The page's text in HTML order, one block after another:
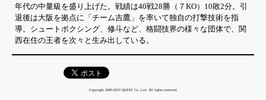
年代の中量級を盛り上げた。戦績は40戦28勝（７KO）10敗2分。引
退後は大阪を拠点に「チーム吉鷹」を率いて独自の打撃技術を指
導。シュートボクシング、修斗など、格闘技界の様々な団体で、関
西在住の王者を次々と生み出している。
Copyright 2000-2023 QUEST Co.,Ltd. All rights reserved.